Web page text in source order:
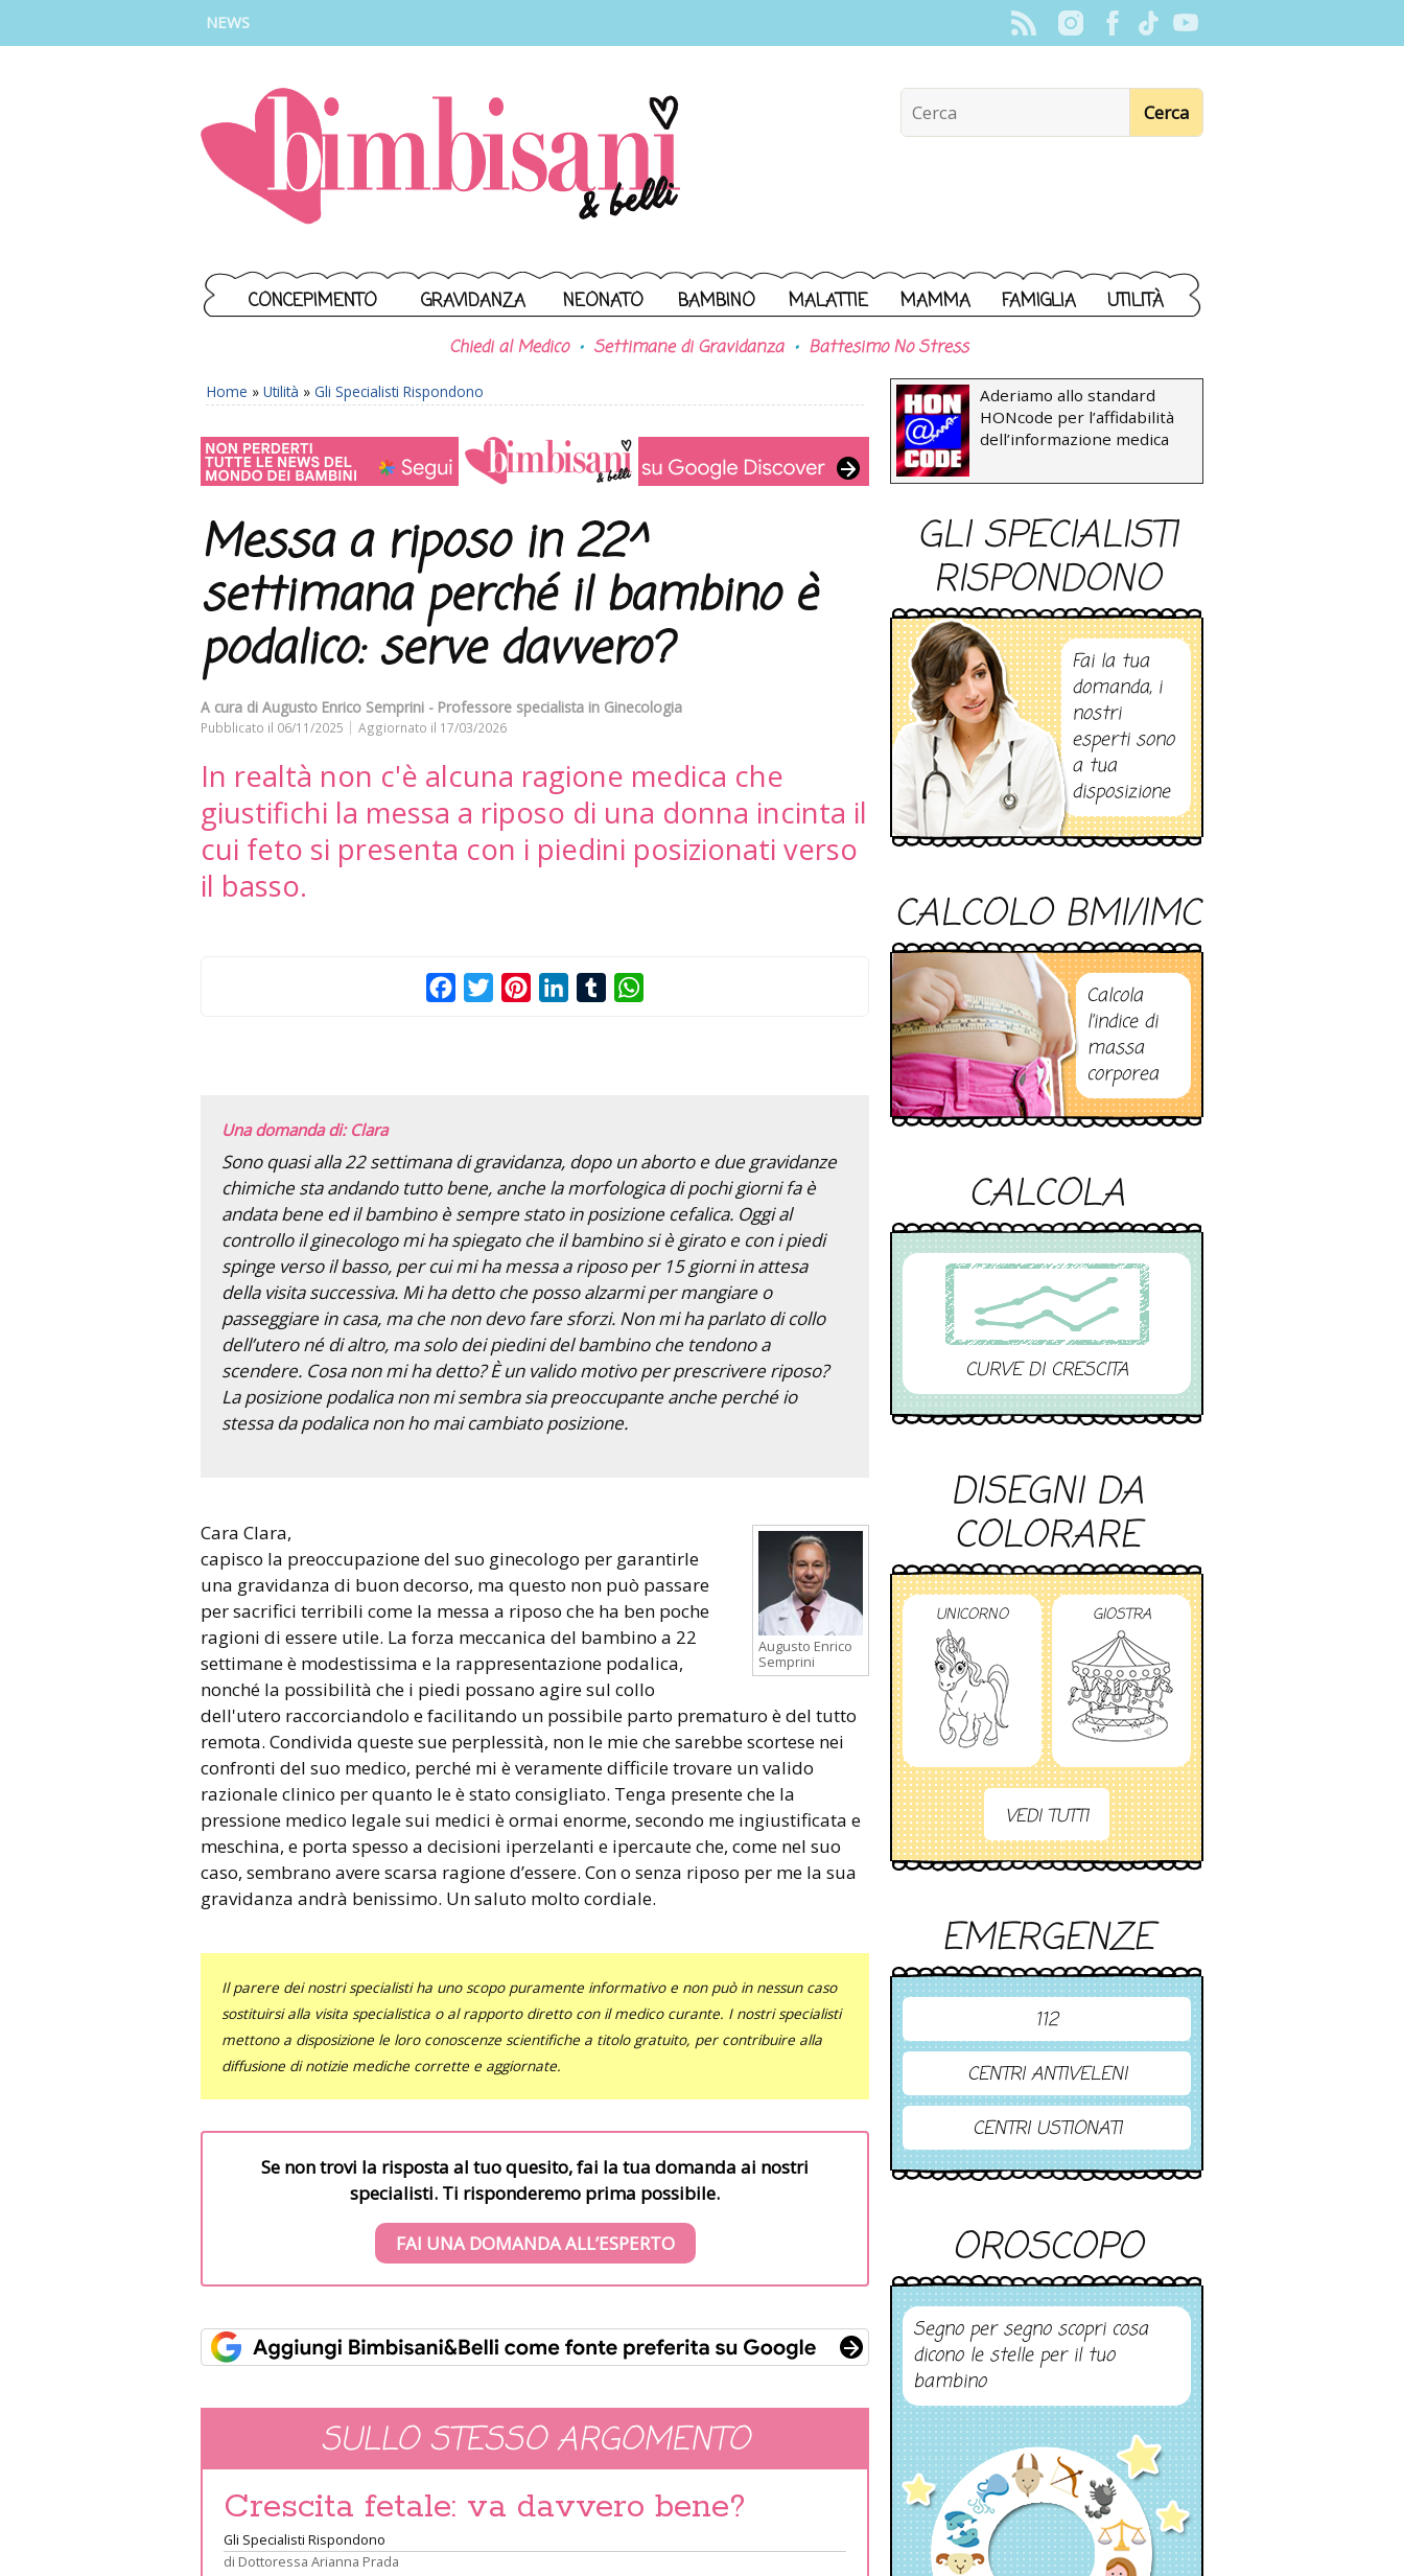
NEWS
CONCEPIMENTO GRAVIDANZA NEONATO BAMBINO MALATTIE MAMMA FAMIGLIA UTILITÀ
Chiedi al Medico Settimane di Gravidanza Battesimo No Stress
Home » Utilità » Gli Specialisti Rispondono
Messa a riposo in 22^
settimana perché il bambino è
podalico: serve davvero?
A cura di Augusto Enrico Semprini - Professore specialista in Ginecologia
Pubblicato il 06/11/2025 Aggiornato il 17/03/2026
In realtà non c'è alcuna ragione medica che
giustifichi la messa a riposo di una donna incinta il
cui feto si presenta con i piedini posizionati verso
il basso.
FacebookTwitterPinterestLinkedInTumblr
Una domanda di: Clara
Sono quasi alla 22 settimana di gravidanza, dopo un aborto e due gravidanze
chimiche sta andando tutto bene, anche la morfologica di pochi giorni fa è
andata bene ed il bambino è sempre stato in posizione cefalica. Oggi al
controllo il ginecologo mi ha spiegato che il bambino si è girato e con i piedi
spinge verso il basso, per cui mi ha messa a riposo per 15 giorni in attesa
della visita successiva. Mi ha detto che posso alzarmi per mangiare o
passeggiare in casa, ma che non devo fare sforzi. Non mi ha parlato di collo
dell’utero né di altro, ma solo dei piedini del bambino che tendono a
scendere. Cosa non mi ha detto? È un valido motivo per prescrivere riposo?
La posizione podalica non mi sembra sia preoccupante anche perché io
stessa da podalica non ho mai cambiato posizione.
Augusto Enrico
Semprini
Cara Clara,
capisco la preoccupazione del suo ginecologo per garantirle
una gravidanza di buon decorso, ma questo non può passare
per sacrifici terribili come la messa a riposo che ha ben poche
ragioni di essere utile. La forza meccanica del bambino a 22
settimane è modestissima e la rappresentazione podalica,
nonché la possibilità che i piedi possano agire sul collo
dell'utero raccorciandolo e facilitando un possibile parto prematuro è del tutto
remota. Condivida queste sue perplessità, non le mie che sarebbe scortese nei
confronti del suo medico, perché mi è veramente difficile trovare un valido
razionale clinico per quanto le è stato consigliato. Tenga presente che la
pressione medico legale sui medici è ormai enorme, secondo me ingiustificata e
meschina, e porta spesso a decisioni iperzelanti e ipercaute che, come nel suo
caso, sembrano avere scarsa ragione d’essere. Con o senza riposo per me la sua
gravidanza andrà benissimo. Un saluto molto cordiale.
Il parere dei nostri specialisti ha uno scopo puramente informativo e non può in nessun caso
sostituirsi alla visita specialistica o al rapporto diretto con il medico curante. I nostri specialisti
mettono a disposizione le loro conoscenze scientifiche a titolo gratuito, per contribuire alla
diffusione di notizie mediche corrette e aggiornate.
Se non trovi la risposta al tuo quesito, fai la tua domanda ai nostri
specialisti. Ti risponderemo prima possibile.
FAI UNA DOMANDA ALL’ESPERTO
SULLO STESSO ARGOMENTO
Crescita fetale: va davvero bene?
Gli Specialisti Rispondono
di Dottoressa Arianna Prada
Aderiamo allo standard
HONcode per l’affidabilità
dell’informazione medica
GLI SPECIALISTI
RISPONDONO
Fai la tua
domanda, i
nostri
esperti sono
a tua
disposizione
CALCOLO BMI/IMC
Calcola
l’indice di
massa
corporea
CALCOLA
CURVE DI CRESCITA
DISEGNI DA
COLORARE
UNICORNO GIOSTRA
VEDI TUTTI
EMERGENZE
112
CENTRI ANTIVELENI
CENTRI USTIONATI
OROSCOPO
Segno per segno scopri cosa
dicono le stelle per il tuo
bambino